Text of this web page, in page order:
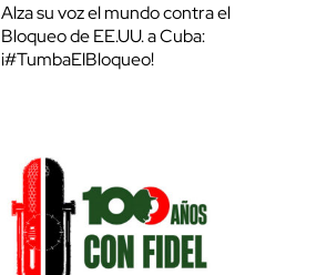
Alza su voz el mundo contra el
Bloqueo de EE.UU. a Cuba:
¡#TumbaElBloqueo!